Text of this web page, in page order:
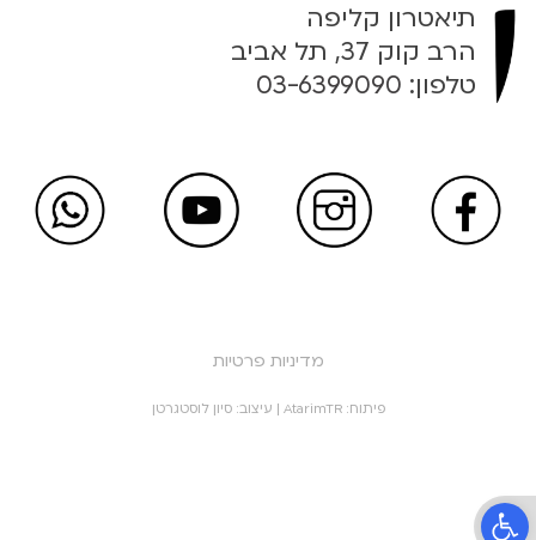
תיאטרון קליפה
הרב קוק 37, תל אביב
טלפון: 03-6399090
מדיניות פרטיות
פיתוח:AtarimTR | עיצוב:סיון לוסטגרטן
פתח סרגל נגישות